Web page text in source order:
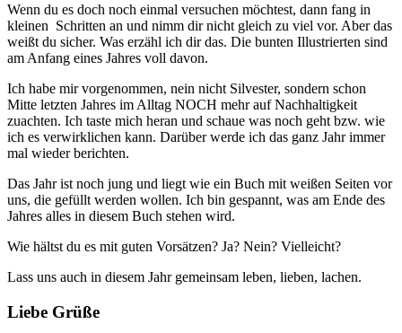
Wenn du es doch noch einmal versuchen möchtest, dann fang in
kleinen Schritten an und nimm dir nicht gleich zu viel vor. Aber das
weißt du sicher. Was erzähl ich dir das. Die bunten Illustrierten sind
am Anfang eines Jahres voll davon.
Ich habe mir vorgenommen, nein nicht Silvester, sondern schon
Mitte letzten Jahres im Alltag NOCH mehr auf Nachhaltigkeit
zuachten. Ich taste mich heran und schaue was noch geht bzw. wie
ich es verwirklichen kann. Darüber werde ich das ganz Jahr immer
mal wieder berichten.
Das Jahr ist noch jung und liegt wie ein Buch mit weißen Seiten vor
uns, die gefüllt werden wollen. Ich bin gespannt, was am Ende des
Jahres alles in diesem Buch stehen wird.
Wie hältst du es mit guten Vorsätzen? Ja? Nein? Vielleicht?
Lass uns auch in diesem Jahr gemeinsam leben, lieben, lachen.
Liebe Grüße